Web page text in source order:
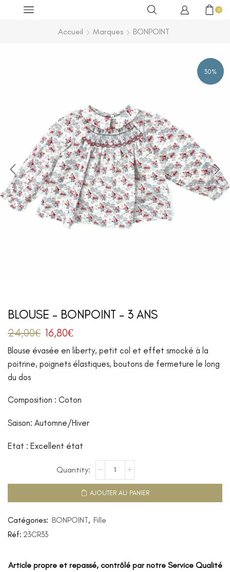
0
Accueil Marques BONPOINT
30%
BLOUSE – BONPOINT – 3 ANS
24,00€ 16,80€
Blouse évasée en liberty, petit col et effet smocké à la
poitrine, poignets élastiques, boutons de fermeture le long
du dos
Composition : Coton
Saison: Automne/Hiver
Etat : Excellent état
AJOUTER AU PANIER
Catégories: BONPOINT, Fille
Réf: 23CR33
Article propre et repassé, contrôlé par notre Service Qualité